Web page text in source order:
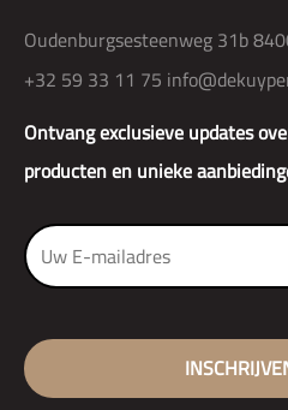
Ontvang exclusieve updates
producten en unieke
Oudenburgsesteenweg 31b
+32 59 33 11 75